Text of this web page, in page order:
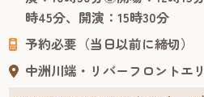
ムスリップした感覚で楽しくス
リー向けのパフォーマンスショ
く、ラッキーなお客様...
時45分、開演：15時30分
予約必要（当日以前に締切）
中洲川端・リバーフロントエ